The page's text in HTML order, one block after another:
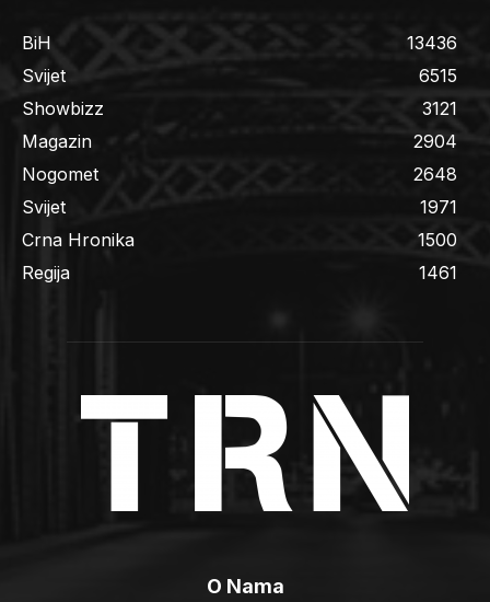
BiH
13436
Svijet
6515
Showbizz
3121
Magazin
2904
Nogomet
2648
Svijet
1971
Crna Hronika
1500
Regija
1461
O Nama